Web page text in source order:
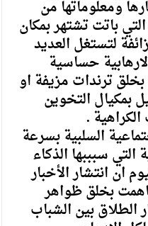
ومعلوماتها من
باتت تشتهر بمكان
لتستغل العديد
حساسية
ترندات مزيفة او
بمكيال التخوين
.
السلبية بسرعة
التي سبببها الذكاء
ان انتشار الأخبار
بخلق ظواهر
الطلاق بين الشباب